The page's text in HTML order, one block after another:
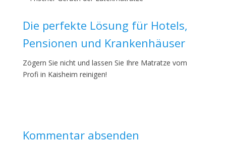
Die perfekte Lösung für Hotels,
Pensionen und Krankenhäuser
Zögern Sie nicht und lassen Sie Ihre Matratze vom
Profi in Kaisheim reinigen!
Kommentar absenden